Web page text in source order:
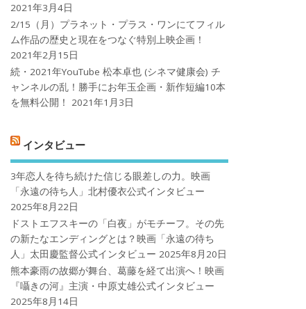
2021年3月4日
2/15（月）プラネット・プラス・ワンにてフィル
ム作品の歴史と現在をつなぐ特別上映企画！
2021年2月15日
続・2021年YouTube 松本卓也 (シネマ健康会) チ
ャンネルの乱！勝手にお年玉企画・新作短編10本
を無料公開！
2021年1月3日
インタビュー
3年恋人を待ち続けた信じる眼差しの力。映画
「永遠の待ち人」北村優衣公式インタビュー
2025年8月22日
ドストエフスキーの「白夜」がモチーフ。その先
の新たなエンディングとは？映画「永遠の待ち
人」太田慶監督公式インタビュー 2025年8月20日
熊本豪雨の故郷が舞台、葛藤を経て出演へ！映画
『囁きの河』主演・中原丈雄公式インタビュー
2025年8月14日